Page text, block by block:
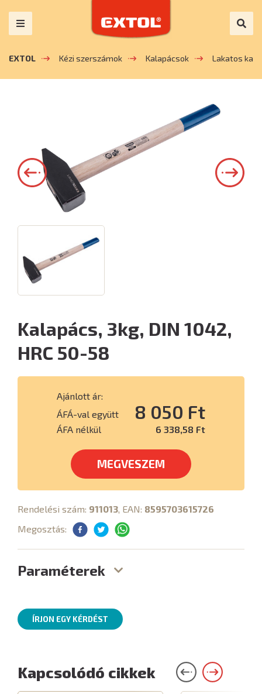
EXTOL Kézi szerszámok Kalapácsok Lakatos
Kalapács, 3kg, DIN 1042,
HRC 50-58
Ajánlott ár:
ÁFÁ-val együtt
8 050 Ft
ÁFA nélkül 6 338,58 Ft
MEGVESZEM
Rendelési szám: 911013, EAN: 8595703615726
Megosztás:
Paraméterek
ÍRJON EGY KÉRDÉST
Kapcsolódó cikkek